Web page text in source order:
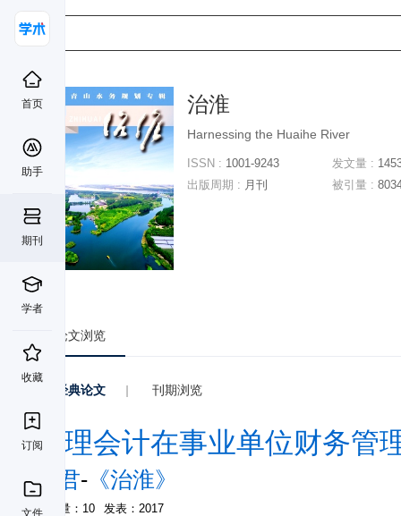
首页
助手
期刊
学者
收藏
订阅
文件
治淮
Harnessing the Huaihe River
ISSN : 1001-9243
出版周期 : 月刊
发文量 :
被引量 :
论文浏览
经典论文 | 刊期浏览
管理会计在事业单位财务管
程君- 《治淮》
被引量：10 发表：2017